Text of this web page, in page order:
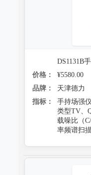
DS1131B
价格：
¥5580.00
品牌：
天津德力
指标：
手持场强
类型TV、
载噪比（
率频谱扫